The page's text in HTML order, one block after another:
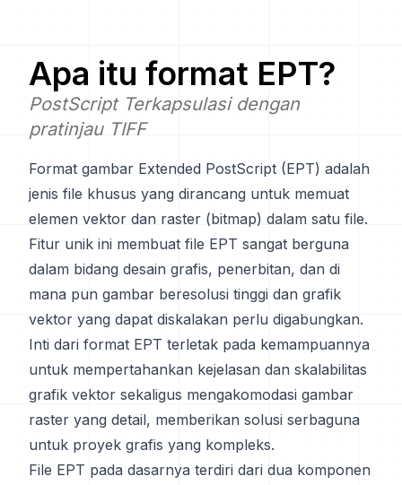
Apa itu format EPT?
PostScript Terkapsulasi dengan
pratinjau TIFF
Format gambar Extended PostScript (EPT) adalah
jenis file khusus yang dirancang untuk memuat
elemen vektor dan raster (bitmap) dalam satu file.
Fitur unik ini membuat file EPT sangat berguna
dalam bidang desain grafis, penerbitan, dan di
mana pun gambar beresolusi tinggi dan grafik
vektor yang dapat diskalakan perlu digabungkan.
Inti dari format EPT terletak pada kemampuannya
untuk mempertahankan kejelasan dan skalabilitas
grafik vektor sekaligus mengakomodasi gambar
raster yang detail, memberikan solusi serbaguna
untuk proyek grafis yang kompleks.
File EPT pada dasarnya terdiri dari dua komponen